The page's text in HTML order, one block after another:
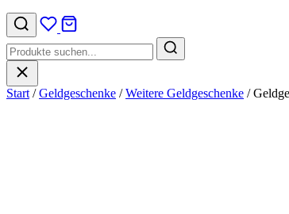
Suche
nach:
Start / Geldgeschenke / Weitere Geldgeschenke /